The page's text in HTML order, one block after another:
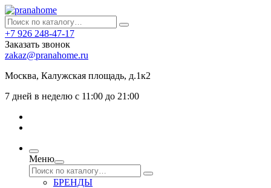
+7 926 248-47-17
Заказать звонок
zakaz@pranahome.ru
Москва, Калужская площадь, д.1к2
7 дней в неделю с 11:00 до 21:00
Меню
БРЕНДЫ